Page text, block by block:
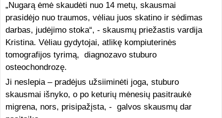
„Nugarą ėmė skaudėti nuo 14 metų, skausmai
prasidėjo nuo traumos, vėliau juos skatino ir sėdimas
darbas, judėjimo stoka“, - skausmų priežastis vardija
Kristina. Vėliau gydytojai, atlikę kompiuterinės
tomografijos tyrimą, diagnozavo stuburo
osteochondrozę.
Ji neslepia – pradėjus užsiiminėti joga, stuburo
skausmai išnyko, o po keturių mėnesių pasitraukė
migrena, nors, prisipažįsta, - galvos skausmų dar